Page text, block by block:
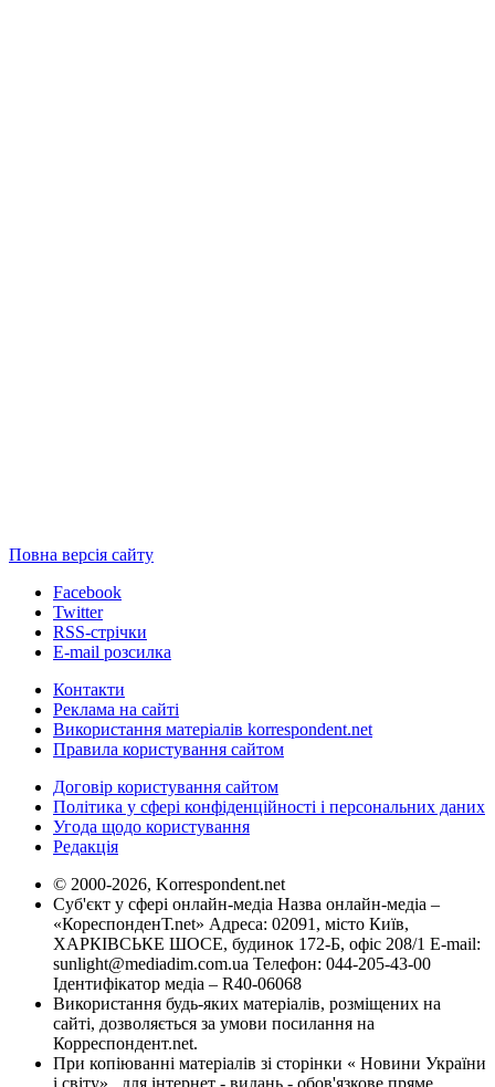
Повна версія сайту
Facebook
Twitter
RSS-стрічки
E-mail розсилка
Контакти
Реклама на сайті
Використання матеріалів korrespondent.net
Правила користування сайтом
Договір користування сайтом
Політика у сфері конфіденційності і персональних даних
Угода щодо користування
Редакція
© 2000-2026, Korrespondent.net
Суб'єкт у сфері онлайн-медіа Назва онлайн-медіа –
«КореспонденТ.net» Адреса: 02091, місто Київ,
ХАРКІВСЬКЕ ШОСЕ, будинок 172-Б, офіс 208/1 E-mail:
sunlight@mediadim.com.ua Телефон: 044-205-43-00
Ідентифікатор медіа – R40-06068
Використання будь-яких матеріалів, розміщених на
сайті, дозволяється за умови посилання на
Корреспондент.net.
При копіюванні матеріалів зі сторінки « Новини України
і світу» , для інтернет - видань - обов'язкове пряме